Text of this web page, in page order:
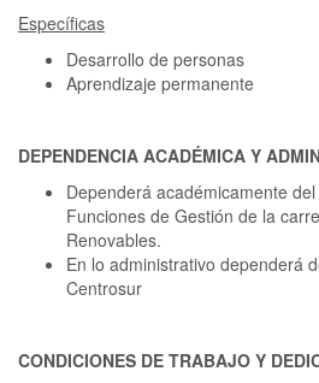
Específicas
Desarrollo de personas
Aprendizaje permanente
DEPENDENCIA ACADÉMICA Y
Dependerá académicamente
Funciones de Gestión de la
Renovables.
En lo administrativo dependerá
Centrosur
CONDICIONES DE TRABAJO Y